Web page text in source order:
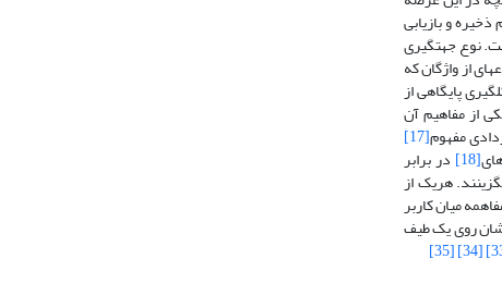
ذخیره و بازیابی
نوع جهت­گیری
از واژگان که
پایگاهی از
از مفاهیم‌ آن
مفهوم[17]
[18] در برابر
هریک از
میان کاربر
روی یک طیف
[34]
[35]